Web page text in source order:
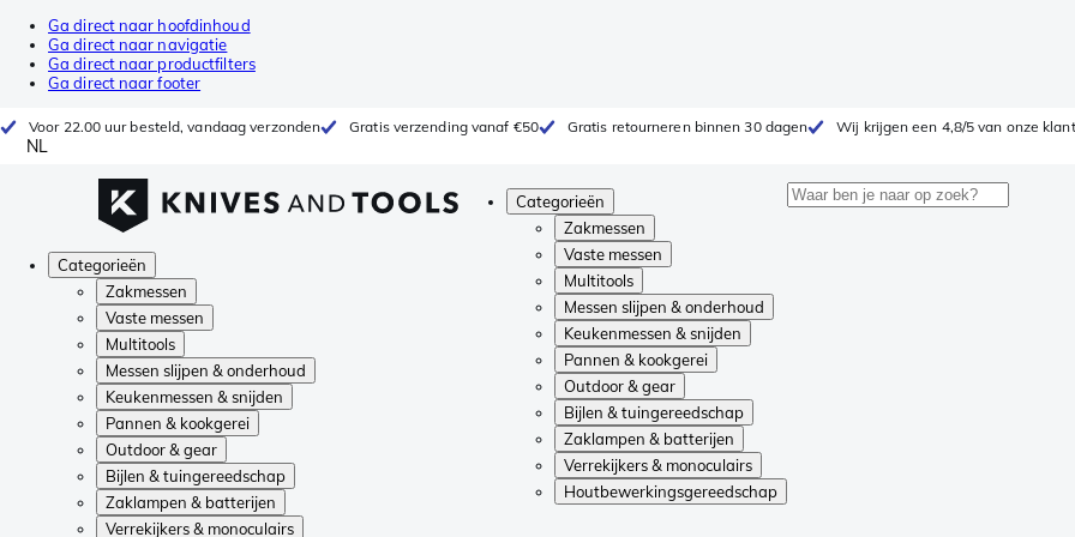
Ga direct naar hoofdinhoud
Ga direct naar navigatie
Ga direct naar productfilters
Ga direct naar footer
Voor 22.00 uur besteld, vandaag verzonden Gratis verzending vanaf €50 Gratis retourneren binnen 30 dagen Wij krijgen een 4,8/5 van onze
NL
Categorieën
Zakmessen
Vaste messen
Multitools
Messen slijpen & onderhoud
Keukenmessen & snijden
Pannen & kookgerei
Outdoor & gear
Bijlen & tuingereedschap
Zaklampen & batterijen
Verrekijkers & monoculairs
Houtbewerkingsgereedschap
Categorieën
Zakmessen
Vaste messen
Multitools
Messen slijpen & onderhoud
Keukenmessen & snijden
Pannen & kookgerei
Outdoor & gear
Bijlen & tuingereedschap
Zaklampen & batterijen
Verrekijkers & monoculairs